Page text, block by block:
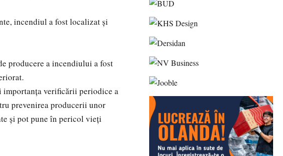
incendiul a fost localizat și
producere a incendiului a fost
importanța verificării periodice a
prevenirea producerii unor
și pot pune în pericol vieți